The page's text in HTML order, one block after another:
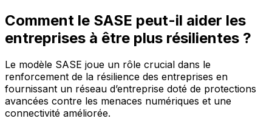
Comment le SASE peut-il aider les
entreprises à être plus résilientes ?
Le modèle SASE joue un rôle crucial dans le
renforcement de la résilience des entreprises en
fournissant un réseau d’entreprise doté de protections
avancées contre les menaces numériques et une
connectivité améliorée.